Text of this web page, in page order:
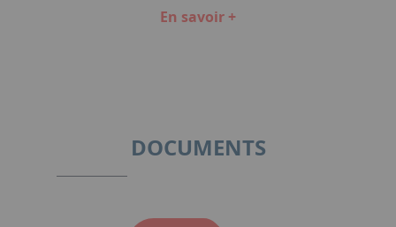
En savoir +
DOCUMENTS